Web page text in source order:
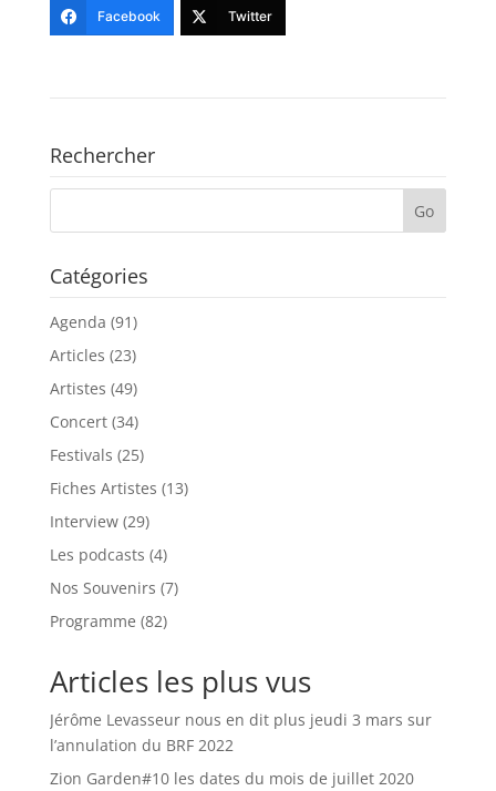
Facebook Twitter
Rechercher
Catégories
Agenda (91)
Articles (23)
Artistes (49)
Concert(34)
Festivals (25)
Fiches Artistes (13)
Interview(29)
Les podcasts (4)
Nos Souvenirs (7)
Programme (82)
Articles les plus vus
Jérôme Levasseur nous en dit plus jeudi 3 mars sur
l’annulation du BRF 2022
Zion Garden#10 les dates du mois de juillet 2020